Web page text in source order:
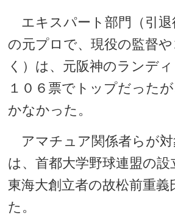
エキスパート部門（引退
の元プロで、現役の監督
く）は、元阪神のランデ
１０６票でトップだった
かなかった。
アマチュア関係者らが対
は、首都大学野球連盟の設
東海大創立者の故松前重義
た。